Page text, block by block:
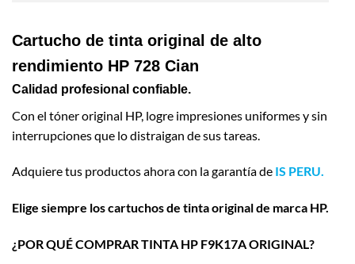
Cartucho de tinta original de alto
rendimiento HP 728 Cian
Calidad profesional confiable.
Con el tóner original HP, logre impresiones uniformes y sin
interrupciones que lo distraigan de sus tareas.
Adquiere tus productos ahora con la garantía de IS PERU.
Elige siempre los cartuchos de tinta original de marca HP.
¿POR QUÉ COMPRAR TINTA HP F9K17A ORIGINAL?